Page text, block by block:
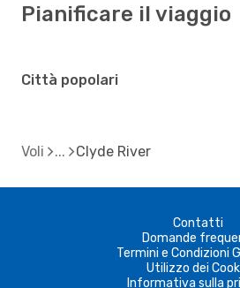
Pianificare il viaggio
Città popolari
Voli Clyde River
Contatti
Domande
Termini e Condizioni
Utilizzo dei
Informativa sulla